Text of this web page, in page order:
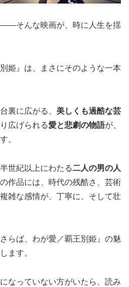
そんな映画が、時に人生を揺
姫』は、まさにそのような一本
裏に広がる、 美しくも過酷な芸
広げられる愛と悲劇の物語が、
。
世紀以上にわたる二人の男の人
作品には、時代の残酷さ、芸術
雑な感情が、丁寧に、そして壮
らば、わが愛／覇王別姫』の魅
ます。
なっていない方がいたら、読み